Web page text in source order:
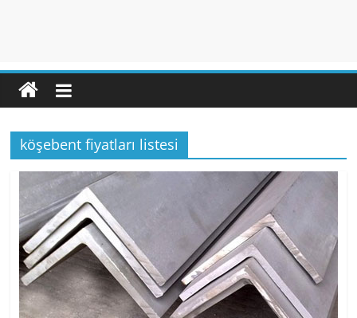
köşebent fiyatları listesi